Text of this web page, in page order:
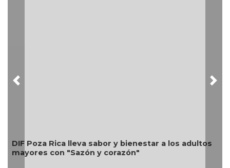
y bienestar a los adultos
corazón"
Una silla de ruedas, un
Alondra: Pedro Miguel y
petición de familia
Previous